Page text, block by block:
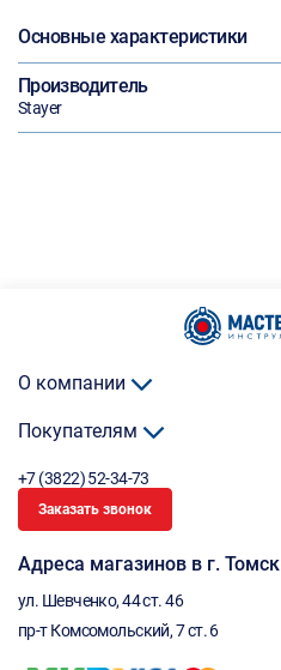
Основные характеристики
Производитель
Stayer
О компании
Покупателям
+7 (3822) 52-34-73
Заказать звонок
Адреса магазинов в г. Томск
ул. Шевченко, 44 ст. 46
пр-т Комсомольский, 7 ст. 6